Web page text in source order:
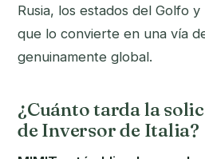
Rusia, los estados del Golfo
que lo convierte en una vía
genuinamente global.
¿Cuánto tarda la
de Inversor de Italia?